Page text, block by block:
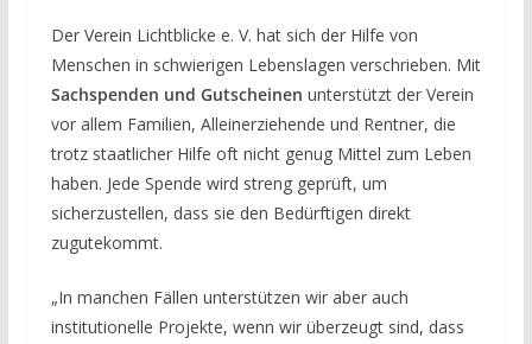
Der Verein Lichtblicke e. V. hat sich der Hilfe von
Menschen in schwierigen Lebenslagen verschrieben. Mit
Sachspenden und Gutscheinen unterstützt der Verein
vor allem Familien, Alleinerziehende und Rentner, die
trotz staatlicher Hilfe oft nicht genug Mittel zum Leben
haben. Jede Spende wird streng geprüft, um
sicherzustellen, dass sie den Bedürftigen direkt
zugutekommt.
„In manchen Fällen unterstützen wir aber auch
institutionelle Projekte, wenn wir überzeugt sind, dass